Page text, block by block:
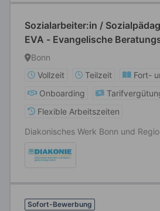
Sozialarbeiter:in /
EVA - Evangelische
Schwangerschaft, Sexualität
Bonn
Vollzeit
Teilzeit
Fort-
Onboarding
Flexible Arbeitszeiten
Diakonisches Werk Bonn und
Sofort-Bewerbung